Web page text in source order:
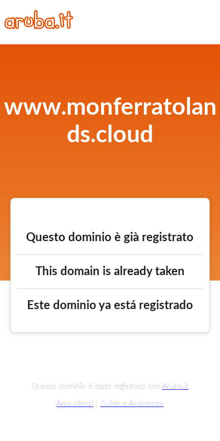
www.monferratolan
ds.cloud
Questo dominio è già registrato
This domain is already taken
Este dominio ya está registrado
Questo dominio è stato registrato con Aruba.it
Area clienti Guide e Assistenza